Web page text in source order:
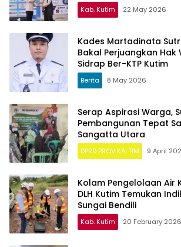
Kab. Kutim 22 May 2026
Kades Martadinata
Bakal Perjuangkan
Sidrap Ber-KTP Kutim
Berita 8 May 2026
Serap Aspirasi Warga,
Pembangunan Tepat
Sangatta Utara
DPRD PROV KALTIM 9 April
Kolam Pengelolaan Air
DLH Kutim Temukan
Sungai Bendili
Kab. Kutim 20 February 2026